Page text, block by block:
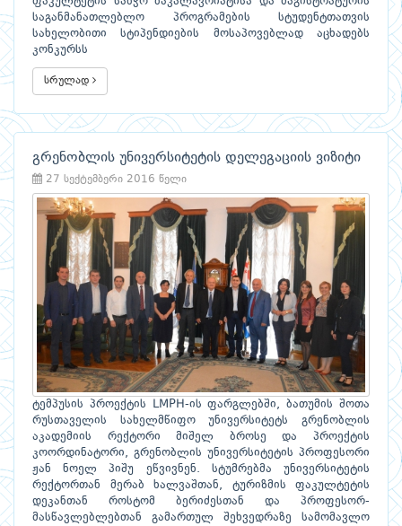
საგანმანათლებლო პროგრამების სტუდენტთათვის
სახელობითი სტიპენდიების მოსაპოვებლად აცხადებს
კონკურსს
სრულად
გრენობლის უნივერსიტეტის დელეგაციის ვიზიტი
27 სექტემბერი 2016 წელი
ტემპუსის პროექტის LMPH-ის ფარგლებში, ბათუმის შოთა
რუსთაველის სახელმწიფო უნივერსიტეტს გრენობლის
აკადემიის რექტორი მიშელ ბროსე და პროექტის
კოორდინატორი, გრენობლის უნივერსიტეტის პროფესორი
ჟან ნოელ პიშუ ეწვივნენ. სტუმრებმა უნივერსიტეტის
რექტორთან მერაბ ხალვაშთან, ტურიზმის ფაკულტეტის
დეკანთან როსტომ ბერიძესთან და პროფესორ-
მასწავლებლებთან გამართულ შეხვედრაზე სამომავლო